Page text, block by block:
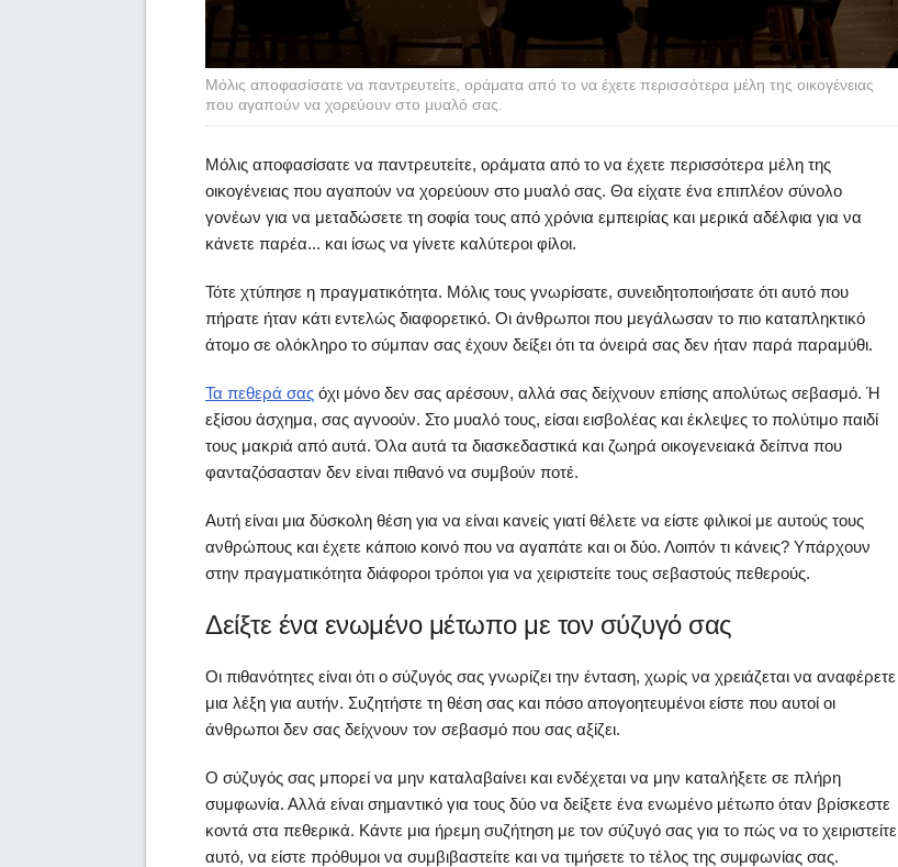
Μόλις αποφασίσατε να παντρευτείτε, οράματα από το να έχετε περισσότερα μέλη της οικογένειας
που αγαπούν να χορεύουν στο μυαλό σας.
Μόλις αποφασίσατε να παντρευτείτε, οράματα από το να έχετε περισσότερα μέλη της
οικογένειας που αγαπούν να χορεύουν στο μυαλό σας. Θα είχατε ένα επιπλέον σύνολο
γονέων για να μεταδώσετε τη σοφία τους από χρόνια εμπειρίας και μερικά αδέλφια για να
κάνετε παρέα... και ίσως να γίνετε καλύτεροι φίλοι.
Τότε χτύπησε η πραγματικότητα. Μόλις τους γνωρίσατε, συνειδητοποιήσατε ότι αυτό που
πήρατε ήταν κάτι εντελώς διαφορετικό. Οι άνθρωποι που μεγάλωσαν το πιο καταπληκτικό
άτομο σε ολόκληρο το σύμπαν σας έχουν δείξει ότι τα όνειρά σας δεν ήταν παρά παραμύθι.
Τα πεθερά σας όχι μόνο δεν σας αρέσουν, αλλά σας δείχνουν επίσης απολύτως σεβασμό. Ή
εξίσου άσχημα, σας αγνοούν. Στο μυαλό τους, είσαι εισβολέας και έκλεψες το πολύτιμο παιδί
τους μακριά από αυτά. Όλα αυτά τα διασκεδαστικά και ζωηρά οικογενειακά δείπνα που
φανταζόσασταν δεν είναι πιθανό να συμβούν ποτέ.
Αυτή είναι μια δύσκολη θέση για να είναι κανείς γιατί θέλετε να είστε φιλικοί με αυτούς τους
ανθρώπους και έχετε κάποιο κοινό που να αγαπάτε και οι δύο. Λοιπόν τι κάνεις? Υπάρχουν
στην πραγματικότητα διάφοροι τρόποι για να χειριστείτε τους σεβαστούς πεθερούς.
Δείξτε ένα ενωμένο μέτωπο με τον σύζυγό σας
Οι πιθανότητες είναι ότι ο σύζυγός σας γνωρίζει την ένταση, χωρίς να χρειάζεται να αναφέρετε
μια λέξη για αυτήν. Συζητήστε τη θέση σας και πόσο απογοητευμένοι είστε που αυτοί οι
άνθρωποι δεν σας δείχνουν τον σεβασμό που σας αξίζει.
Ο σύζυγός σας μπορεί να μην καταλαβαίνει και ενδέχεται να μην καταλήξετε σε πλήρη
συμφωνία. Αλλά είναι σημαντικό για τους δύο να δείξετε ένα ενωμένο μέτωπο όταν βρίσκεστε
κοντά στα πεθερικά. Κάντε μια ήρεμη συζήτηση με τον σύζυγό σας για το πώς να το χειριστείτε
αυτό, να είστε πρόθυμοι να συμβιβαστείτε και να τιμήσετε το τέλος της συμφωνίας σας.